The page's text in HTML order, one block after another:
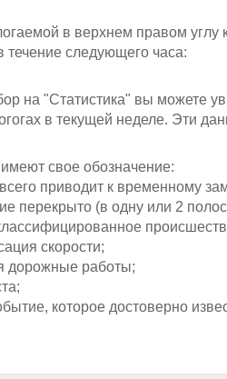
в верхнем правом углу
течение следующего часа:
на "Статистика" вы можете
в текущей неделе. Эти
свое обозначение:
приводит к временному
перекрыто (в одну или 2
скорости;
дорожные работы;
которое достоверно